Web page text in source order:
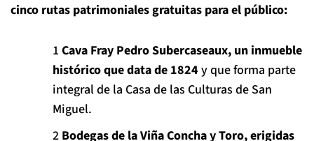
cinco rutas patrimoniales gratuitas para el público:
Cava Fray Pedro Subercaseaux, un inmueble
histórico que data de 1824 y que forma parte
integral de la Casa de las Culturas de San
Miguel.
Bodegas de la Viña Concha y Toro, erigidas